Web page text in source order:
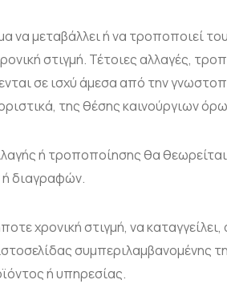
να μεταβάλλει ή να τροποποιεί
στιγμή. Τέτοιες αλλαγές,
σε ισχύ άμεσα από την
της θέσης καινούργιων
ή τροποποίησης θα
διαγραφών.
χρονική στιγμή, να καταγγείλει,
συμπεριλαμβανομένης
ή υπηρεσίας.